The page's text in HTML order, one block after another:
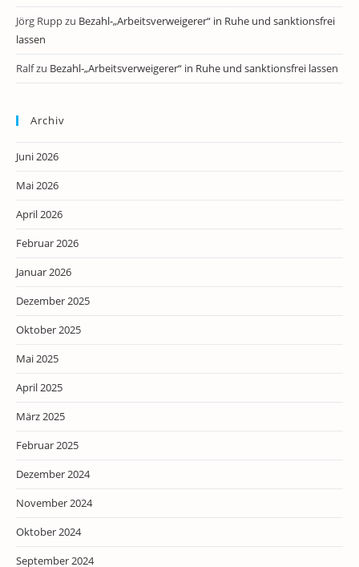
Jörg Ruppzu Bezahl-„Arbeitsverweigerer“ in Ruhe und sanktionsfrei
lassen
Ralfzu Bezahl-„Arbeitsverweigerer“ in Ruhe und sanktionsfrei lassen
Archiv
Juni 2026
Mai 2026
April 2026
Februar 2026
Januar 2026
Dezember 2025
Oktober 2025
Mai 2025
April 2025
März 2025
Februar 2025
Dezember 2024
November 2024
Oktober 2024
September 2024